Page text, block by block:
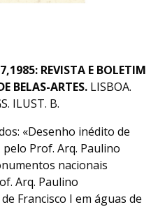
REVISTA E BOLETIM
BELAS-ARTES. LISBOA.
ILUST. B.
«Desenho inédito de
Prof. Arq. Paulino
nacionais
Arq. Paulino
Francisco I em águas de